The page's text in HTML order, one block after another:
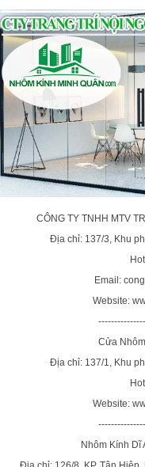
CÔNG TY TNHH MTV
Địa chỉ: 137/3, Khu
Email:
Website:
Cửa
Địa chỉ: 137/1, Khu
Website:
Nhôm Kính Dĩ